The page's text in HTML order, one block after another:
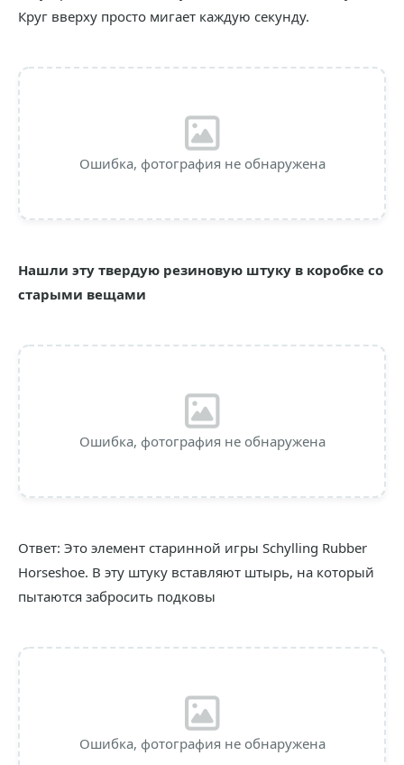
Круг вверху просто мигает каждую секунду.
Ошибка, фотография не обнаружена
Нашли эту твердую резиновую штуку в коробке со
старыми вещами
Ошибка, фотография не обнаружена
Ответ: Это элемент старинной игры Schylling Rubber
Horseshoe. В эту штуку вставляют штырь, на который
пытаются забросить подковы
Ошибка, фотография не обнаружена